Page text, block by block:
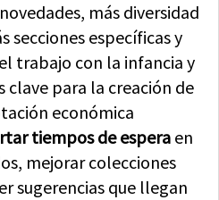
más diversidad
secciones específicas y
trabajo con la infancia y
clave para la creación de
económica
tiempos de espera en
mejorar colecciones
sugerencias que llegan